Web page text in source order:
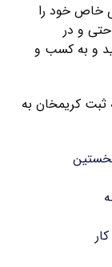
خاص خود را
و در
و به کسب و
ثبت کریمخان به